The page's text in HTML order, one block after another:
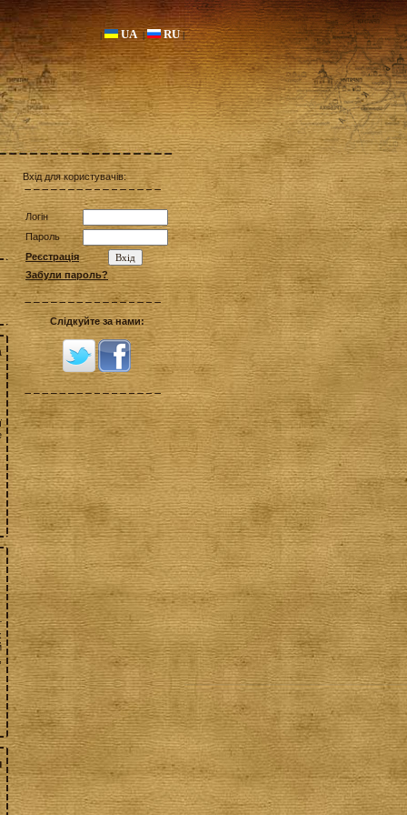
UA| RU|
Вхід для користувачів:
Логін
Пароль
Реєстрація
Забули пароль?
Слідкуйте за нами: